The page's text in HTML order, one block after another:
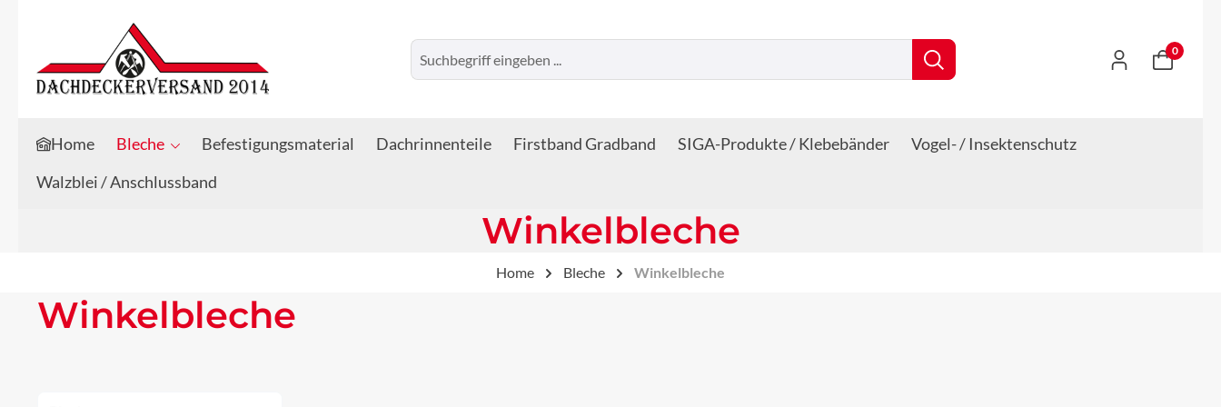
Zum Hauptinhalt springen
Zur Suche springen
0
Home Bleche Befestigungsmaterial Dachrinnenteile Firstband Gradband SIGA-Produkte / Klebebänder
Vogel- / Insektenschutz
Walzblei / Anschlussband
Winkelbleche
Home Bleche Winkelbleche
Winkelbleche